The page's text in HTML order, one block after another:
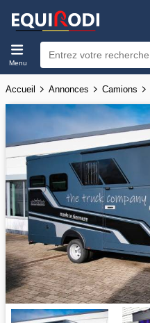
Menu
Accueil Annonces Camions